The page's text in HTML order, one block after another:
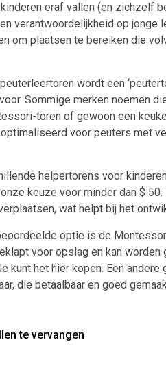
eraf vallen (en zichzelf
verantwoordelijkheid op jonge
om plaatsen te bereiken die
wordt een
Sommige merken noemen
toren of gewoon een
voor peuters met
helpertorens voor
keuze voor minder dan $
wat helpt bij het
optie is de
voor opslag en kan
kunt het hier kopen. Een
die betaalbaar en goed
te vervangen